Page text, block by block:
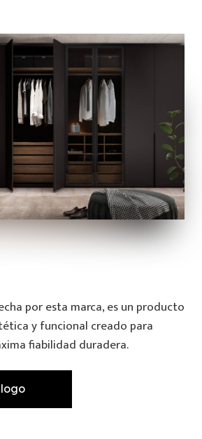
por esta marca, es un producto
y funcional creado para
fiabilidad duradera.